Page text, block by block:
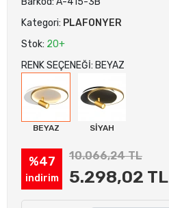
Kategori: PLAFONYER
Stok: 20+
RENK SEÇENEĞİ: BEYAZ
BEYAZ SİYAH
%47
indirim
10.066,24 TL
5.298,02 TL